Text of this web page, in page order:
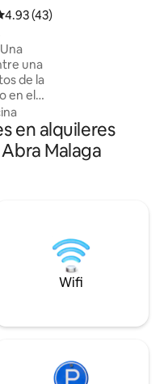
promedio: 4.93 de
4.93 (43)
una
de la
en el
queen
e
una
de
en alquileres
Malaga
Wifi